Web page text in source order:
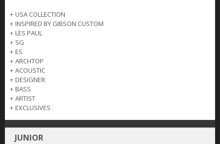
+ USA COLLECTION
+ INSPIRED BY GIBSON CUSTOM
+ LES PAUL
+ SG
+ ES
+ ARCHTOP
+ ACOUSTIC
+ DESIGNER
+ BASS
+ ARTIST
+ EXCLUSIVES
JUNIOR